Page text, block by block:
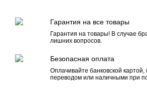
Гарантия на все товары
Гарантия на товары! В случае
лишних вопросов.
Безопасная оплата
Оплачивайте банковской картой,
переводом или наличными при